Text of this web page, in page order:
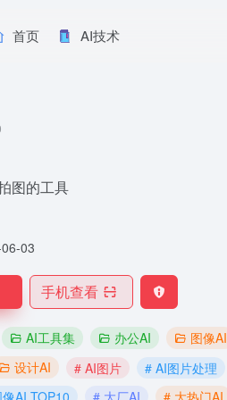
首页 AI技术
图的工具
03
手机查看
AI工具集 办公AI 图像AI
设计AI # AI图片 # AI图片处理
AI TOP10 # 大厂AI # 大热门AI